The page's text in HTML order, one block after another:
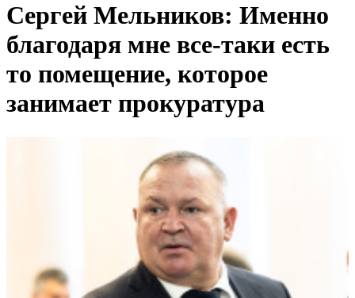
Сергей Мельников: Именно
благодаря мне все-таки есть
то помещение, которое
занимает прокуратура